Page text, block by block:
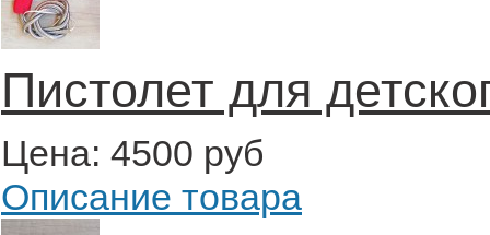
Пистолет для
Цена: 4500 руб
Описание товара